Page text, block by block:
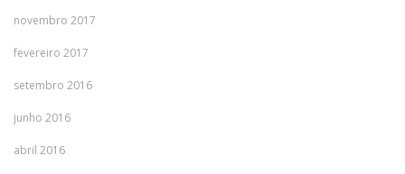
novembro 2017
fevereiro 2017
setembro 2016
junho 2016
abril 2016